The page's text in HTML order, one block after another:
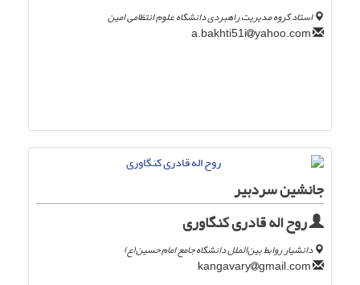
استاد گروه مدیریت راهبردی دانشگاه علوم انتظامی امین
yahoo.com
جانشین سردبیر
روح اله قادری کنگاوری
دانشیار روابط بین‌الملل دانشگاه جامع امام حسین(ع)
gmail.com